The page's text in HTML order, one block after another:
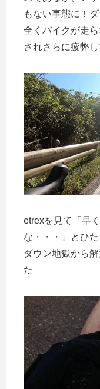
もない事態に！
全くバイクが走
されさらに疲弊し
etrexを見て「早
な・・・」とひ
ダウン地獄から
た